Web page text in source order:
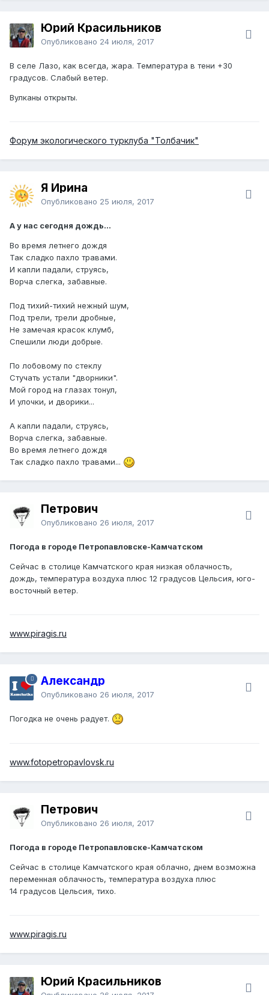
Юрий Красильников
Опубликовано 24 июля, 2017
В селе Лазо, как всегда, жара. Температура в тени +30
градусов. Слабый ветер.
Вулканы открыты.
Форум экологического турклуба "Толбачик"
Я Ирина
Опубликовано 25 июля, 2017
А у нас сегодня дождь...
Во время летнего дождя
Так сладко пахло травами.
И капли падали, струясь,
Ворча слегка, забавные.
Под тихий-тихий нежный шум,
Под трели, трели дробные,
Не замечая красок клумб,
Спешили люди добрые.
По лобовому по стеклу
Стучать устали "дворники".
Мой город на глазах тонул,
И улочки, и дворики...
А капли падали, струясь,
Ворча слегка, забавные.
Во время летнего дождя
Так сладко пахло травами...
Петрович
Опубликовано 26 июля, 2017
Погода в городе Петропавловске-Камчатском
Сейчас в столице Камчатского края низкая облачность,
дождь, температура воздуха плюс 12 градусов Цельсия, юго-
восточный ветер.
www.piragis.ru
Александр
Опубликовано 26 июля, 2017
Погодка не очень радует.
www.fotopetropavlovsk.ru
Петрович
Опубликовано 26 июля, 2017
Погода в городе Петропавловске-Камчатском
Сейчас в столице Камчатского края облачно, днем возможна
переменная облачность, температура воздуха плюс
14 градусов Цельсия, тихо.
www.piragis.ru
Юрий Красильников